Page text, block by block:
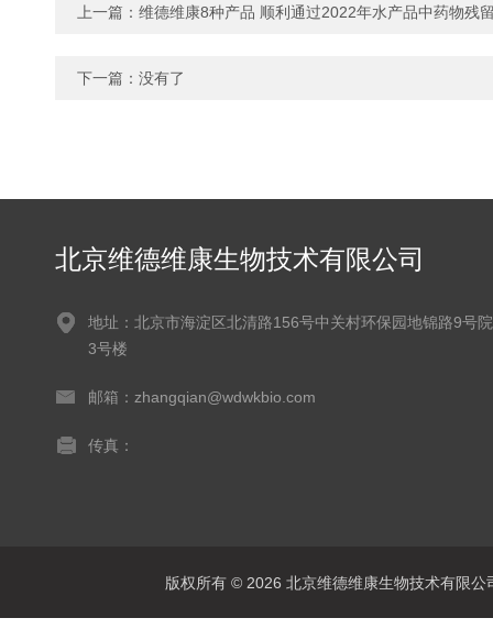
上一篇： 维德维康8种产品 顺利通过2022年水产品中药物残
下一篇：没有了
北京维德维康生物技术有限公司
地址：北京市海淀区北清路156号中关村环保园地锦路9号院
3号楼
邮箱：zhangqian@wdwkbio.com
传真：
版权所有 © 2026 北京维德维康生物技术有